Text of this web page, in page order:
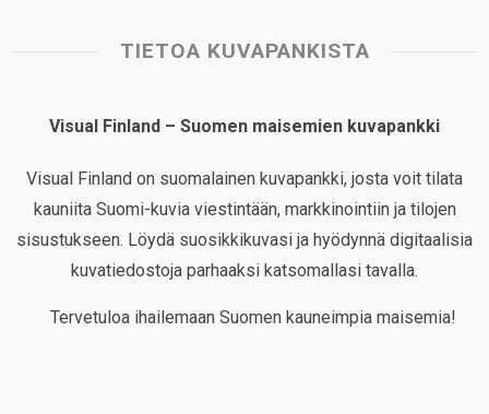
TIETOA KUVAPANKISTA
Visual Finland – Suomen maisemien kuvapankki
Visual Finland on suomalainen kuvapankki, josta voit tilata
kauniita Suomi-kuvia viestintään, markkinointiin ja tilojen
sisustukseen. Löydä suosikkikuvasi ja hyödynnä digitaalisia
kuvatiedostoja parhaaksi katsomallasi tavalla.
Tervetuloa ihailemaan Suomen kauneimpia maisemia!